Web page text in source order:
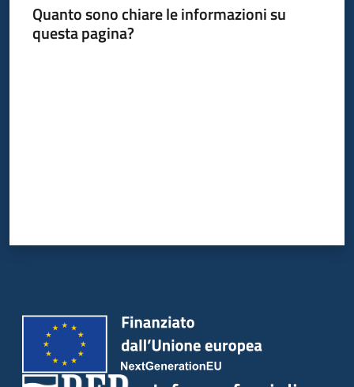
famiglie
Quanto sono chiare le informazioni su
questa pagina?